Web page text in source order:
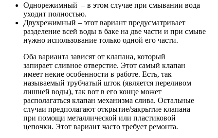
Однорежимный – в этом случае при смывании вода
уходит полностью.
Двухрежимный – этот вариант предусматривает
разделение всей воды в баке на две части и при смыве
нужно использование только одной его части.
Оба варианта зависят от клапана, который
запирает сливное отверстие. Этот самый клапан
имеет некие особенности в работе. Есть, так
называемый трубчатый шток (является переливом
лишней воды), так вот в его конце может
располагаться клапан механизма слива. Остальные
случаи предполагают открытие/закрытие клапана
при помощи металлической или пластиковой
цепочки. Этот вариант часто требует ремонта.